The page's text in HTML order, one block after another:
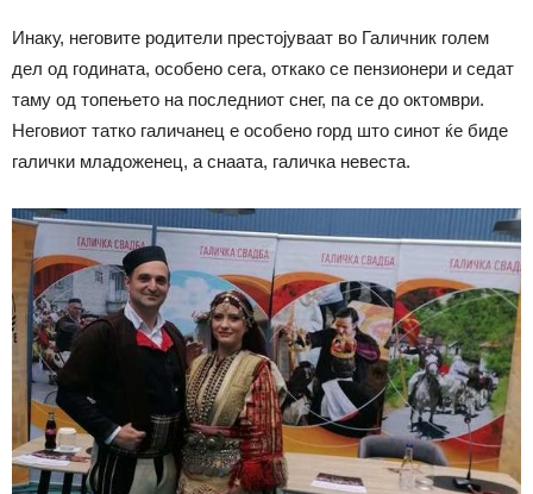
Инаку, неговите родители престојуваат во Галичник голем
дел од годината, особено сега, откако се пензионери и седат
таму од топењето на последниот снег, па се до октомври.
Неговиот татко галичанец е особено горд што синот ќе биде
галички младоженец, а снаата, галичка невеста.